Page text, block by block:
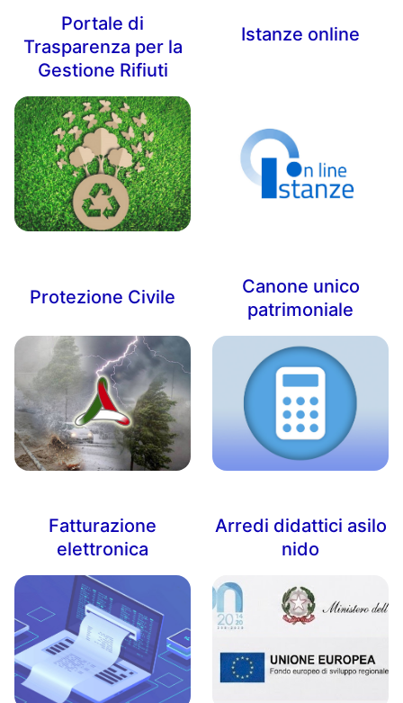
Portale di
Trasparenza per la
Gestione Rifiuti
Istanze online
Protezione Civile
Canone unico
patrimoniale
Fatturazione
elettronica
Arredi didattici asilo
nido